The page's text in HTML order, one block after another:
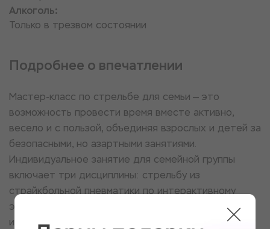
Алкоголь:
Только в трезвом состоянии
Подробнее о впечатлении
Мастер-класс по стрельбе для семьи — это
возможность провести время вместе активно,
весело и с пользой, объединяя взрослых и детей за
безопасными, но азартными занятиями.
Индивидуальное занятие для семейной группы
включает три дисциплины: стрельбу из
страйкбольной пневматики по интерактивному
экрану с движущимися мишенями, стрельбу из лука
и метание ножей.